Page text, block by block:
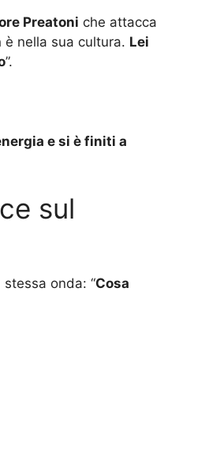
Preatoni che attacca
è nella sua cultura. Lei
”.
e si è finiti a
sul
onda: “Cosa